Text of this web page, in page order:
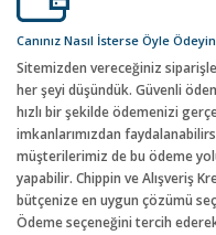
Canınız Nasıl İsterse Öyle Ödeyin
Sitemizden vereceğiniz
her şeyi düşündük. Güvenli
hızlı bir şekilde ödemenizi
imkanlarımızdan
müşterilerimiz de bu ödeme
yapabilir. Chippin ve Alışveriş
bütçenize en uygun çözümü
Ödeme seçeneğini tercih